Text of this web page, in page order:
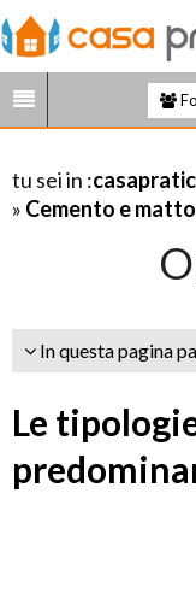
tu sei in :
» Cemento e
In questa pagina
Le